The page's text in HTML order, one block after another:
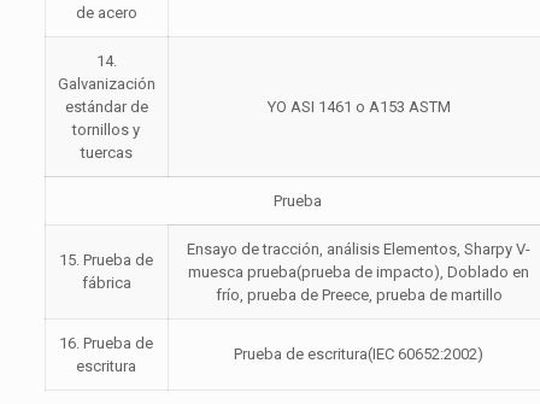
de acero
14.
Galvanización
estándar de
tornillos y
tuercas
YO ASI 1461 o A153 ASTM
Prueba
15. Prueba de
fábrica
Ensayo de tracción, análisis Elementos, Sharpy V-
muesca prueba(prueba de impacto), Doblado en
frío, prueba de Preece, prueba de martillo
16. Prueba de
escritura
Prueba de escritura(IEC 60652:2002)